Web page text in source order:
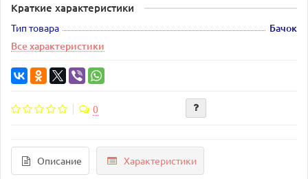
Краткие характеристики
Тип товара
Бачок
Все характеристики
0
Описание Характеристики